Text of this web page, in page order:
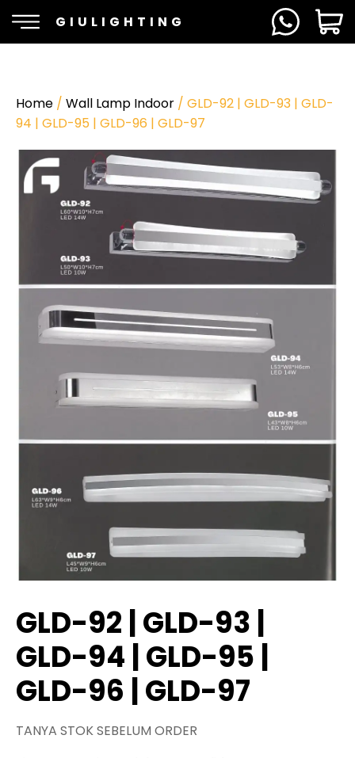
GIULIGHTING
Home / Wall Lamp Indoor / GLD-92 | GLD-93 | GLD-
94 | GLD-95 | GLD-96 | GLD-97
GLD-92 | GLD-93 |
GLD-94 | GLD-95 |
GLD-96 | GLD-97
TANYA STOK SEBELUM ORDER